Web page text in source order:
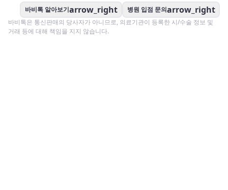
바비톡 알아보기arrow_right 병원 입점 문의arrow_right
바비톡은 통신판매의 당사자가 아니므로, 의료기관이 등록한 시/수술 정보 및
거래 등에 대해 책임을 지지 않습니다.